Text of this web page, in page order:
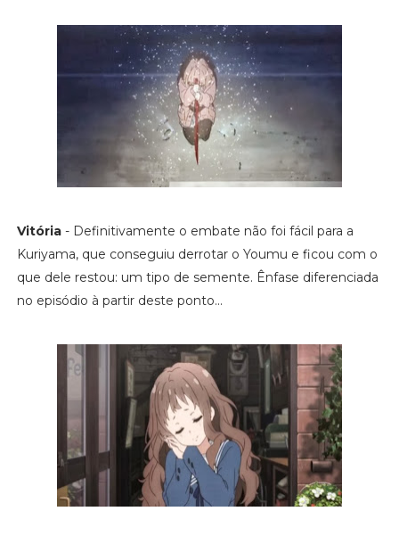
Vitória- Definitivamente o embate não foi fácil para a
Kuriyama, que conseguiu derrotar o Youmu e ficou com o
que dele restou: um tipo de semente. Ênfase diferenciada
no episódio à partir deste ponto...